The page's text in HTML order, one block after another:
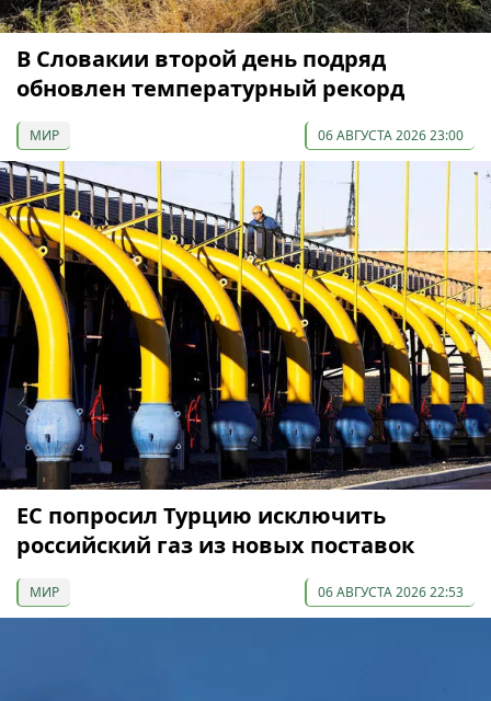
В Словакии второй день подряд
обновлен температурный рекорд
МИР 06 АВГУСТА 2026 23:00
ЕС попросил Турцию исключить
российский газ из новых поставок
МИР 06 АВГУСТА 2026 22:53